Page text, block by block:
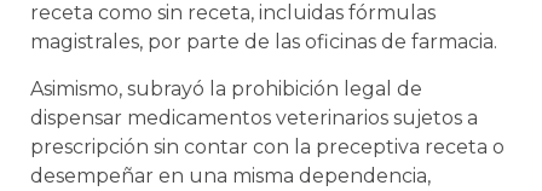
receta como sin receta, incluidas fórmulas
magistrales, por parte de las oficinas de farmacia.
Asimismo, subrayó la prohibición legal de
dispensar medicamentos veterinarios sujetos a
prescripción sin contar con la preceptiva receta o
desempeñar en una misma dependencia,